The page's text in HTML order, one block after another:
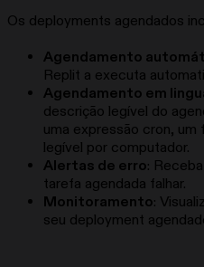
Os deployments agendados
Agendamento
Replit a executa
Agendamento em
descrição legível do
uma expressão cron,
legível por computador.
Alertas de erro:
tarefa agendada falhar.
Monitoramento:
seu deployment